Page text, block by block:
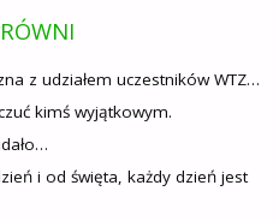
z udziałem uczestników WTZ…
kimś wyjątkowym.
i od święta, każdy dzień jest